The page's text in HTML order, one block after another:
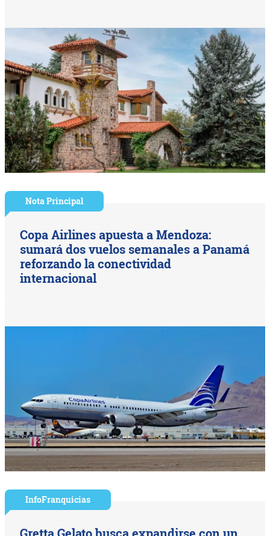
Nota Principal
Copa Airlines apuesta a Mendoza:
sumará dos vuelos semanales a Panamá
reforzando la conectividad
internacional
InfoFranquicias